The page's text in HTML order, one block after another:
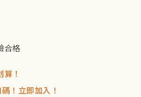
合格
！
！立即加入！